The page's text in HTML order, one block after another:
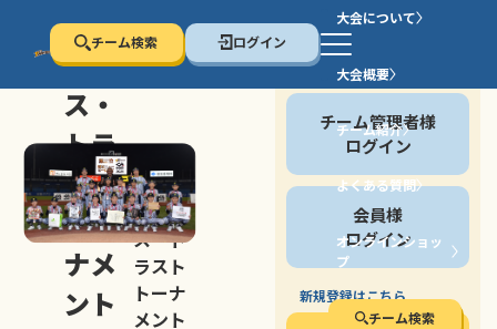
チーム検索 ログイン
大会について
大会概要
チーム紹介
よくある質問
オンラインショッ
プ
チーム検索
停止する
セン
ス・
トラ
スト
トー
ナメ
ント
セン
ス・ト
ラスト
トーナ
メント
会員の方
チーム管理者様
ログイン
会員様
ログイン
新規登録はこちら